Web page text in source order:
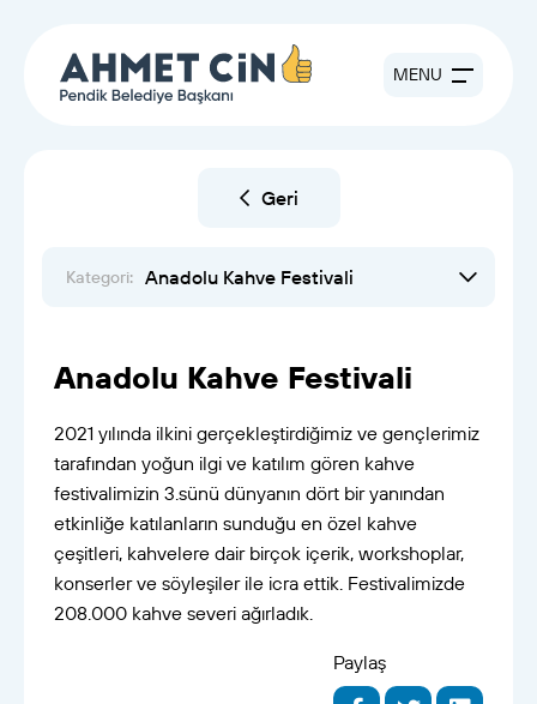
MENU
Geri
Kategori: Anadolu Kahve Festivali
Anadolu Kahve Festivali
2021 yılında ilkini gerçekleştirdiğimiz ve gençlerimiz
tarafından yoğun ilgi ve katılım gören kahve
festivalimizin 3.sünü dünyanın dört bir yanından
etkinliğe katılanların sunduğu en özel kahve
çeşitleri, kahvelere dair birçok içerik, workshoplar,
konserler ve söyleşiler ile icra ettik. Festivalimizde
208.000 kahve severi ağırladık.
Paylaş